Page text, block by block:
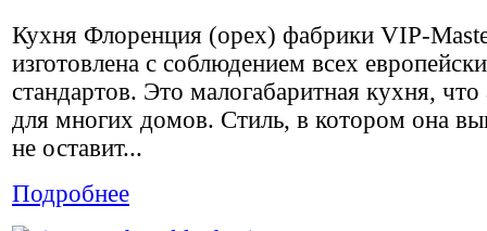
Кухня Флоренция (орех) фабрики VIP-
изготовлена с соблюдением всех
стандартов. Это малогабаритная кухня, что
для многих домов. Стиль, в котором она
не оставит...
Подробнее